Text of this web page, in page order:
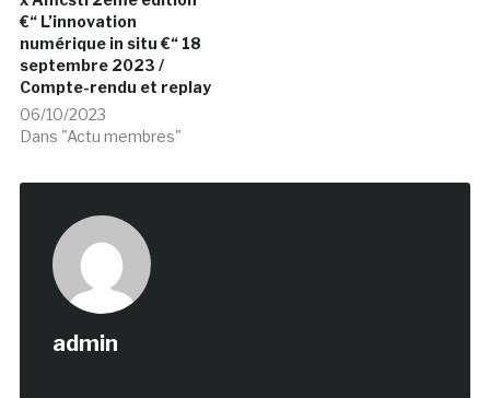
€“ L’innovation
numérique in situ €“ 18
septembre 2023 /
Compte-rendu et replay
06/10/2023
Dans "Actu membres"
admin